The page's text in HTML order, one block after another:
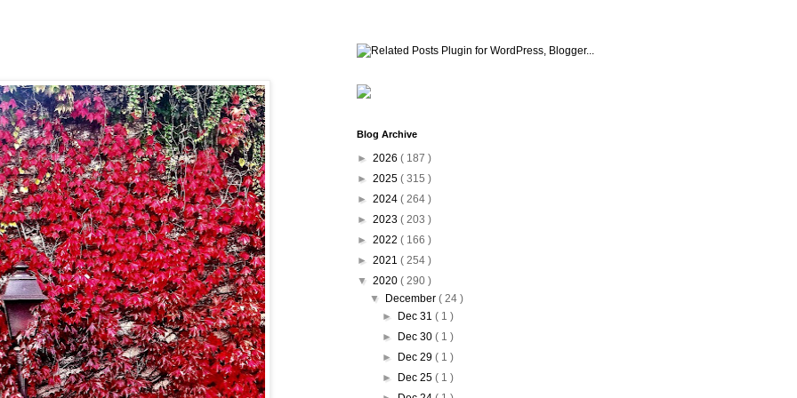
Blog Archive
► 2026 ( 187 )
► 2025 ( 315 )
► 2024 ( 264 )
► 2023 ( 203 )
► 2022 ( 166 )
► 2021 ( 254 )
▼ 2020 ( 290 )
▼
December ( 24 )
►
Dec 31( 1 )
►
Dec 30( 1 )
►
Dec 29( 1 )
►
Dec 25( 1 )